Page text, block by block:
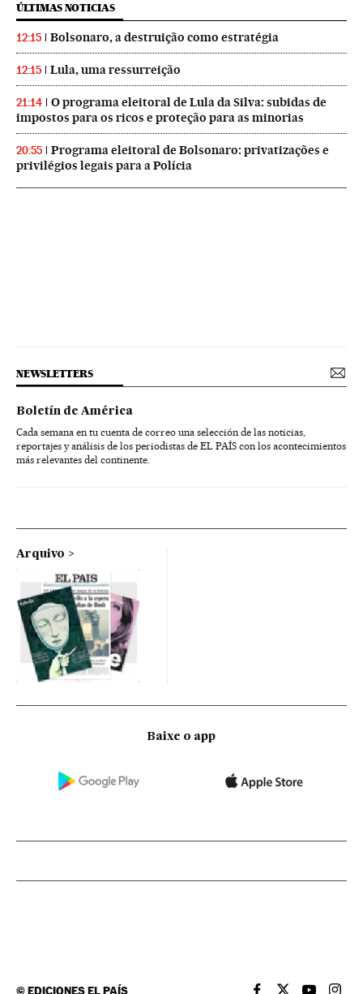
ÚLTIMAS NOTICIAS
12:15 Bolsonaro, a destruição como estratégia
12:15 Lula, uma ressurreição
21:14
O programa eleitoral de Lula da Silva: subidas de
impostos para os ricos e proteção para as minorias
20:55
Programa eleitoral de Bolsonaro: privatizações e
privilégios legais para a Polícia
NEWSLETTERS
Boletín de América
Cada semana en tu cuenta de correo una selección de las noticias,
reportajes y análisis de los periodistas de EL PAÍS con los acontecimientos
más relevantes del continente.
Arquivo
Baixe o app
©EDICIONES EL PAÍS